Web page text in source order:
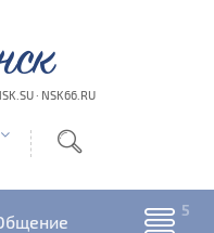
· NSK66.RU